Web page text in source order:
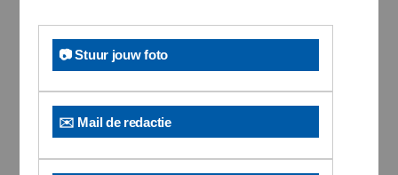
📷 Stuur jouw foto
✉️ Mail de redactie